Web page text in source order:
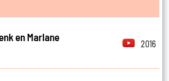
en Marlane
2016